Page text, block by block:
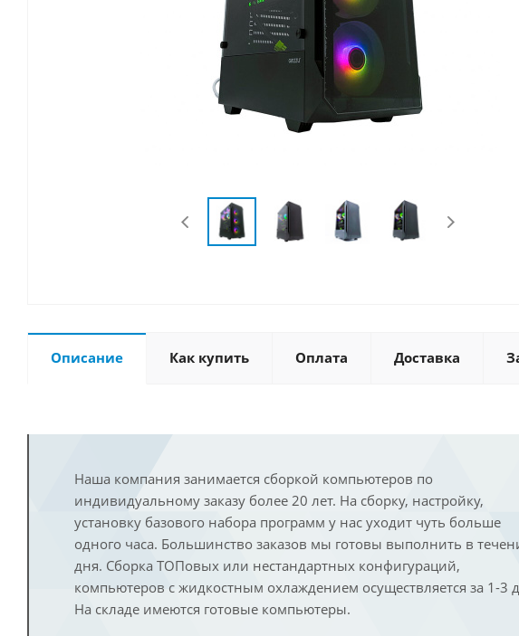
Описание Как купить Оплата Доставка
Наша компания занимается сборкой компьютеров по
индивидуальному заказу более 20 лет. На сборку, настройку,
установку базового набора программ у нас уходит чуть больше
одного часа. Большинство заказов мы готовы выполнить в
дня. Сборка ТОПовых или нестандартных конфигураций,
компьютеров с жидкостным охлаждением осуществляется за 1-3
На складе имеются готовые компьютеры.